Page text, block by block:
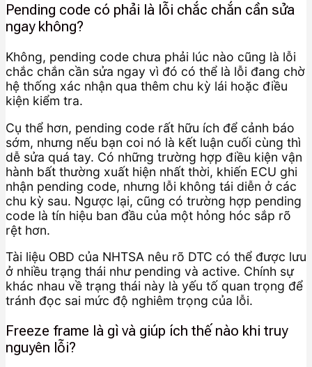
Pending code có phải là lỗi chắc chắn cần sửa
ngay không?
Không, pending code chưa phải lúc nào cũng là lỗi
chắc chắn cần sửa ngay vì đó có thể là lỗi đang chờ
hệ thống xác nhận qua thêm chu kỳ lái hoặc điều
kiện kiểm tra.
Cụ thể hơn, pending code rất hữu ích để cảnh báo
sớm, nhưng nếu bạn coi nó là kết luận cuối cùng thì
dễ sửa quá tay. Có những trường hợp điều kiện vận
hành bất thường xuất hiện nhất thời, khiến ECU ghi
nhận pending code, nhưng lỗi không tái diễn ở các
chu kỳ sau. Ngược lại, cũng có trường hợp pending
code là tín hiệu ban đầu của một hỏng hóc sắp rõ
rệt hơn.
Tài liệu OBD của NHTSA nêu rõ DTC có thể được lưu
ở nhiều trạng thái như pending và active. Chính sự
khác nhau về trạng thái này là yếu tố quan trọng để
tránh đọc sai mức độ nghiêm trọng của lỗi.
Freeze frame là gì và giúp ích thế nào khi truy
nguyên lỗi?